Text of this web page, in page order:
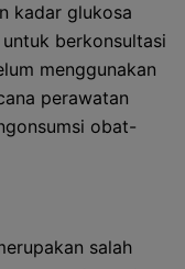
kadar glukosa
berkonsultasi
menggunakan
perawatan
obat-
salah